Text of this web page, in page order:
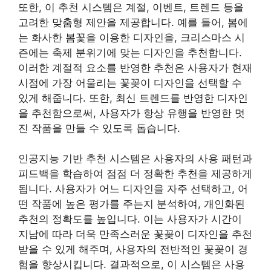
또한, 이 추천 시스템은 계절, 이벤트, 트렌드 등을
고려한 맞춤형 제안을 제공합니다. 예를 들어, 봄에
는 화사한 봄꽃을 이용한 디자인을, 크리스마스 시
즌에는 축제 분위기에 맞는 디자인을 추천합니다.
이러한 계절적 요소를 반영한 추천은 사용자가 현재
시점에 가장 어울리는 꽃꽂이 디자인을 선택할 수
있게 해줍니다. 또한, 최신 트렌드를 반영한 디자인
을 추천함으로써, 사용자가 항상 유행을 반영한 멋
진 작품을 만들 수 있도록 돕습니다.
인공지능 기반 추천 시스템은 사용자의 사용 패턴과
피드백을 학습하여 점점 더 정확한 추천을 제공하게
됩니다. 사용자가 어느 디자인을 자주 선택하고, 어
떤 작품에 높은 평가를 주는지 분석하여, 개인화된
추천의 정확도를 높입니다. 이는 사용자가 시간이
지남에 따라 더욱 만족스러운 꽃꽂이 디자인을 추천
받을 수 있게 해주며, 사용자의 전반적인 꽃꽂이 경
험을 향상시킵니다. 결과적으로, 이 시스템은 사용